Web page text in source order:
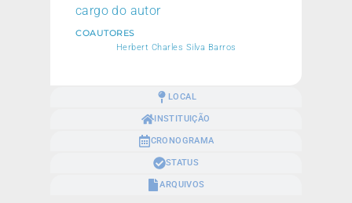
LOCAL
INSTITUIÇÃO
CRONOGRAMA
STATUS
ARQUIVOS
cargo do autor
COAUTORES
Herbert Charles Silva Barros